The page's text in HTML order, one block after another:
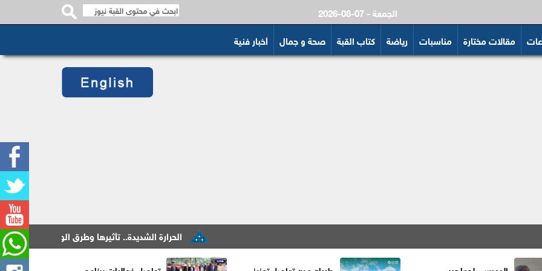
2026-08-07 - الجمعة
مقالات مختارة مناسبات رياضة كتاب القبة صحة و جمال أخبار فنية
الحرارة الشديدة.. تأثيرها وطرق الوقاية منها